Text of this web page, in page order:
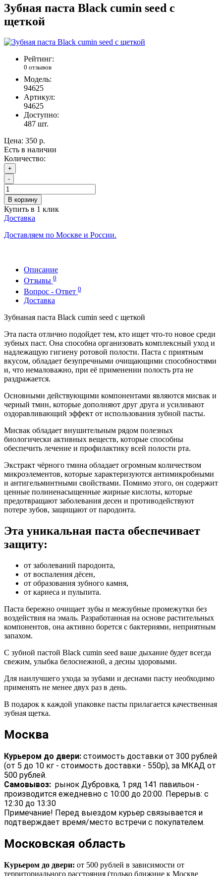
Зубная паста Black cumin seed с
щеткой
Рейтинг:
0 отзывов
Модель:
94625
Артикул:
94625
Доступно:
487 шт.
Цена: 350 р.
Есть в наличии
Количество:
+
-
В корзину
Купить в 1 клик
Доставка
Доставляем по Москве и России.
Описание
Отзывы 0
Вопрос - Ответ 0
Доставка
Зубнаная паста Black cumin seed с щеткой
Эта паста отлично подойдет тем, кто ищет что-то новое среди
зубных паст. Она способна организовать комплексный уход и
надлежащую гигиену ротовой полости. Паста с приятным
вкусом, обладает безупречными очищающими способностями
и, что немаловажно, при её применении полость рта не
раздражается.
Основными действующими компонентами являются мисвак и
черный тмин, которые дополняют друг друга и усиливают
оздоравливающий эффект от использования зубной пасты.
Мисвак обладает внушительным рядом полезных
биологически активных веществ, которые способны
обеспечить лечение и профилактику всей полости рта.
Экстракт чёрного тмина обладает огромным количеством
микроэлементов, которые характеризуются антимикробными
и антигельминтными свойствами. Помимо этого, он содержит
ценные полиненасыщенные жирные кислоты, которые
предотвращают заболевания десен и противодействуют
потере зубов, защищают от пародонта.
Эта уникальная паста обеспечивает
защиту:
от заболеваний пародонта,
от воспаления дёсен,
от образования зубного камня,
от кариеса и пульпита.
Паста бережно очищает зубы и межзубные промежутки без
воздействия на эмаль. Разработанная на основе растительных
компонентов, она активно борется с бактериями, неприятным
запахом.
С зубной пастой Black cumin seed ваше дыхание будет всегда
свежим, улыбка белоснежной, а десны здоровыми.
Для наилучшего ухода за зубами и деснами пасту необходимо
применять не менее двух раз в день.
В подарок к каждой упаковке пасты прилагается качественная
зубная щетка.
Москва
Курьером до двери: стоимость доставки от 300 рублей
(от 5 до 10 кг - стоимость доставки - 550р), за МКАД от
500 рублей.
Самовывоз: рынок Дубровка, 1 ряд 141 павильон -
производится ежедневно с 10:00 до 20:00. Перерыв: с
12:30 до 13:30
Примечание! Перед выездом курьер связывается и
подтверждает время/место встречи с покупателем.
Московская область
Курьером до двери: от 500 рублей в зависимости от
территориального расстояния (только ближние к Москве